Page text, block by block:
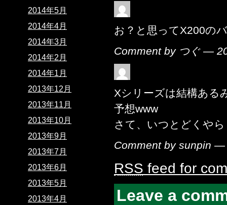
お？と思ってX200の
Comment by つぐ —
Xシリーズは結構ある
予想www
さて、いつとどくやら
Comment by sunpin
RSS feed for
Leave a
2014年5月
2014年4月
2014年3月
2014年2月
2014年1月
2013年12月
2013年11月
2013年10月
2013年9月
2013年7月
2013年6月
2013年5月
2013年4月